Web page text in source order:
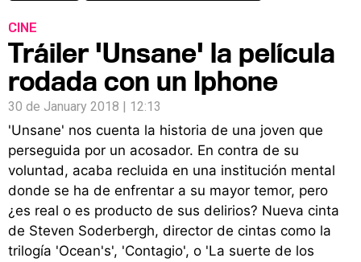
CINE
Tráiler 'Unsane' la película
rodada con un Iphone
30 de January 2018 | 12:13
'Unsane' nos cuenta la historia de una joven que
perseguida por un acosador. En contra de su
voluntad, acaba recluida en una institución mental
donde se ha de enfrentar a su mayor temor, pero
¿es real o es producto de sus delirios? Nueva cinta
de Steven Soderbergh, director de cintas como la
trilogía 'Ocean's', 'Contagio', o 'La suerte de los